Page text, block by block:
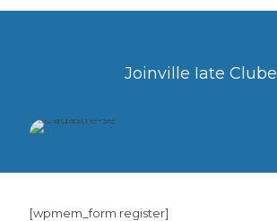
Joinville Iate Clube
[wpmem_form register]